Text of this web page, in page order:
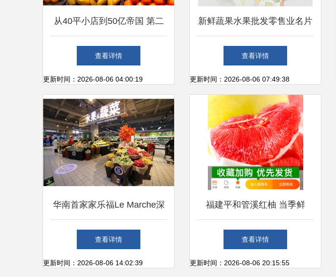
从40平小店到50亿帝国 第二
家“海底捞”如何用水果改写零
售法则
查看详情
更新时间：2026-08-06 04:00:19
新鲜蔬果水果批发零售业名片
设计模板下载 名片设计素材
下的食品业名片设计模板
查看详情
更新时间：2026-08-06 07:49:38
华南首家家乐福Le Marche深
圳启幕 融合刷脸支付与果鲜
零售，开启新零售智慧体验
查看详情
更新时间：2026-08-06 14:02:39
福建平和管溪红柚 当季鲜
果，自然馈赠
查看详情
更新时间：2026-08-06 20:15:55